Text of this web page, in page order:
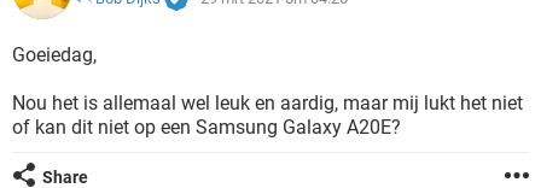
TIKTOK
GRATIS
INSTAGRAM
NETFLIX
GRATIS SNAPCHAT
VIDEOBELLEN
NETFLIX CORONAVIRUS
GRATIS
Goeiedag,
Nou het is allemaal wel leuk en aardig, maar mij lukt het niet
of kan dit niet op een Samsung Galaxy A20E?
Share